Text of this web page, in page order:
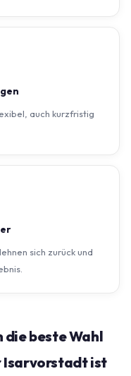
auch kurzfristig
sich zurück und
die beste Wahl
Isarvorstadt ist